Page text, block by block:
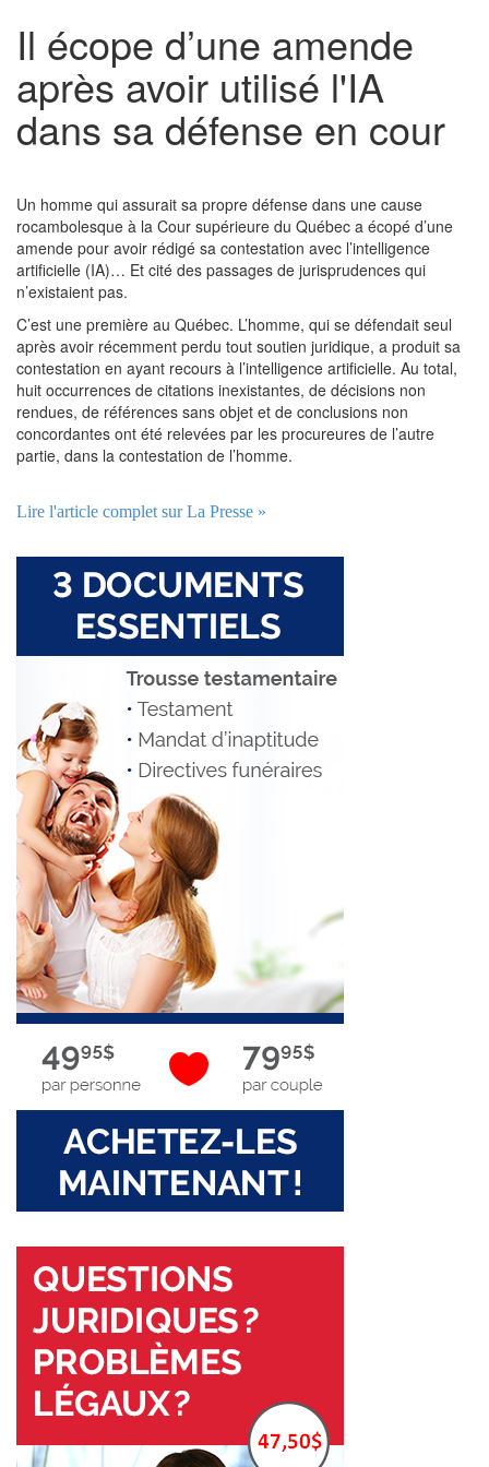
Il écope d’une amende
après avoir utilisé l'IA
dans sa défense en cour
Un homme qui assurait sa propre défense dans une cause
rocambolesque à la Cour supérieure du Québec a écopé d’une
amende pour avoir rédigé sa contestation avec l’intelligence
artificielle (IA)… Et cité des passages de jurisprudences qui
n’existaient pas.
C’est une première au Québec. L’homme, qui se défendait seul
après avoir récemment perdu tout soutien juridique, a produit sa
contestation en ayant recours à l’intelligence artificielle. Au total,
huit occurrences de citations inexistantes, de décisions non
rendues, de références sans objet et de conclusions non
concordantes ont été relevées par les procureures de l’autre
partie, dans la contestation de l’homme.
Lire l'article complet sur La Presse »